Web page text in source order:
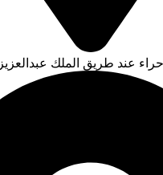
عند طريق الملك عبدالعزيز